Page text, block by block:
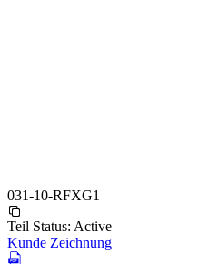
031-10-RFXG1
Teil Status: Active
Kunde Zeichnung